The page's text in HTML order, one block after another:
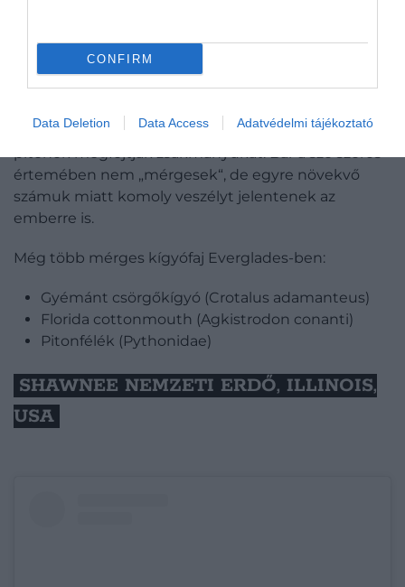
CONFIRM
Data Deletion Data Access Adatvédelmi tájékoztató
foglalja el. Körülbelül 45 kígyófaj él a területen,
melyek közül 4 mérges. A legtöbb marást a dusky
pygmy nevezetű csörgőkígyó okozza(Sistrurus
marásától kell legjobban tartani, ugyanis az itt élő
pitonok megfojtják zsákmányukat. Bár a szó szoros
értemében nem „mérgesek“, de egyre növekvő
számuk miatt komoly veszélyt jelentenek az
emberre is.
Még több mérges kígyófaj Everglades-ben:
Gyémánt csörgőkígyó (Crotalus adamanteus)
Florida cottonmouth (Agkistrodon conanti)
Pitonfélék (Pythonidae)
SHAWNEE NEMZETI ERDŐ, ILLINOIS,
USA